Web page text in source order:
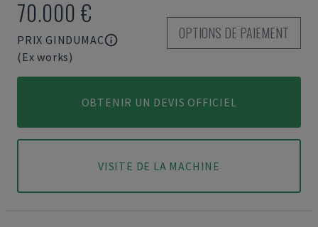
70.000 €
PRIX GINDUMAC
(Ex works)
OPTIONS DE PAIEMENT
OBTENIR UN DEVIS OFFICIEL
VISITE DE LA MACHINE